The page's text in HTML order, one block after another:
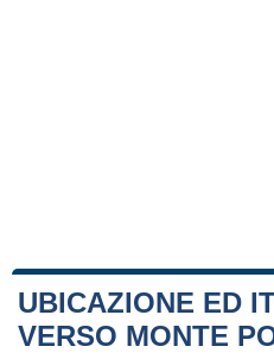
UBICAZIONE ED
VERSO MONTE
Leaflet|